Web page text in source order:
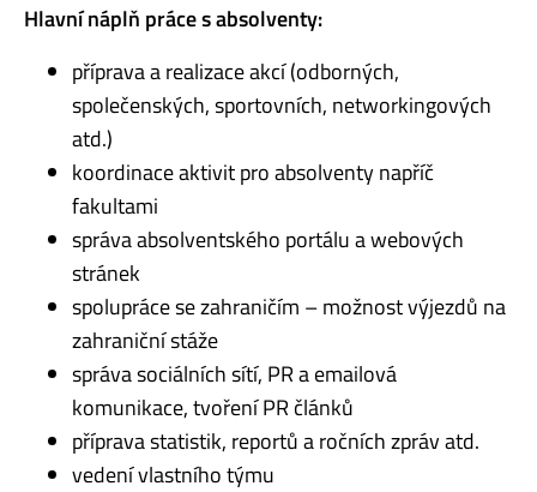
Hlavní náplň práce s absolventy:
příprava a realizace akcí (odborných,
společenských, sportovních, networkingových
atd.)
koordinace aktivit pro absolventy napříč
fakultami
správa absolventského portálu a webových
stránek
spolupráce se zahraničím – možnost výjezdů na
zahraniční stáže
správa sociálních sítí, PR a emailová
komunikace, tvoření PR článků
příprava statistik, reportů a ročních zpráv atd.
vedení vlastního týmu